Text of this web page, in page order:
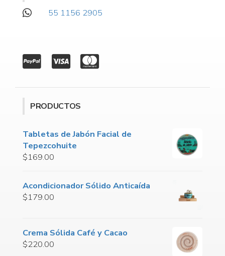
55 1156 2905
PRODUCTOS
Tabletas de Jabón Facial de
Tepezcohuite
$169.00
Acondicionador Sólido Anticaída
$179.00
Crema Sólida Café y Cacao
$220.00